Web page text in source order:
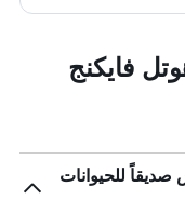
فايكنج
صديقاً للحيوانات